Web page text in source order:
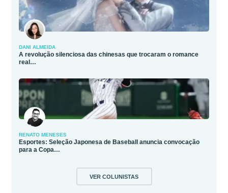
DANI ALMEIDA
A revolução silenciosa das chinesas que trocaram o romance
real…
RENATO MENESES
Esportes: Seleção Japonesa de Baseball anuncia convocação
para a Copa…
VER COLUNISTAS